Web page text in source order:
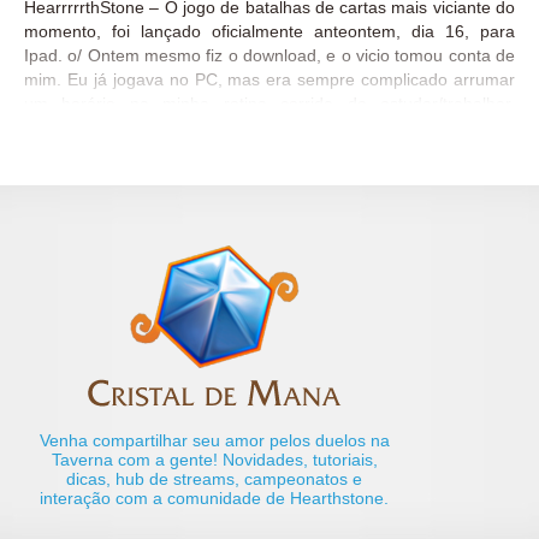
HearrrrrthStone – O jogo de batalhas de cartas mais viciante do
momento, foi lançado oficialmente anteontem, dia 16, para
Ipad. o/ Ontem mesmo fiz o download, e o vicio tomou conta de
mim. Eu já jogava no PC, mas era sempre complicado arrumar
perfeita. Selecionar, arrastar e lançar as cartas ficou muito mais
legal. A experiência de jogar com o “touch” é um diferencial que
completa a dinâmica do jogo. Na apresentação da versão para
iPad que a Pinky, a Natalia e Lianne foram, elas contaram um
pouco da experiência de jogar...
Venha compartilhar seu amor pelos duelos na
Taverna com a gente! Novidades, tutoriais,
dicas, hub de streams, campeonatos e
interação com a comunidade de Hearthstone.